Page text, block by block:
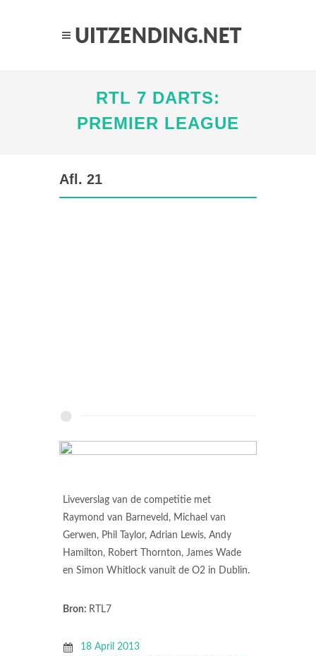
RTL 7 DARTS:
PREMIER LEAGUE
Afl. 21
Liveverslag van de competitie met
Raymond van Barneveld, Michael van
Gerwen, Phil Taylor, Adrian Lewis, Andy
Hamilton, Robert Thornton, James Wade
en Simon Whitlock vanuit de O2 in Dublin.
Bron: RTL7
18 April 2013